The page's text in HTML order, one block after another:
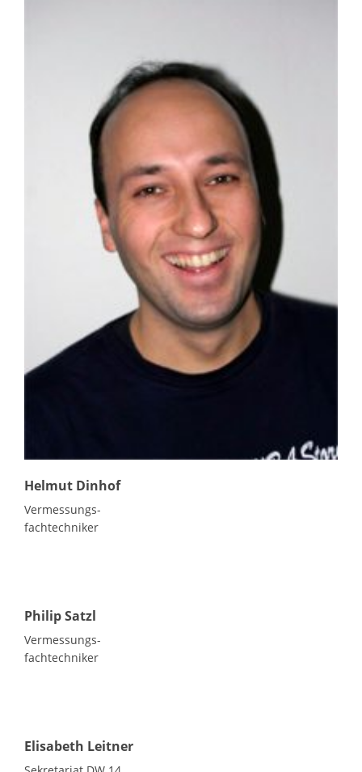
Helmut Dinhof
Vermessungs-
fachtechniker
Philip Satzl
Vermessungs-
fachtechniker
Elisabeth Leitner